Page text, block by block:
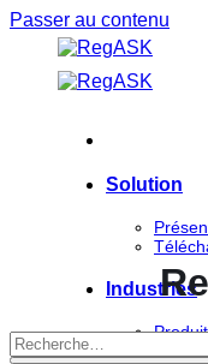
Passer au contenu
Solution
Industries